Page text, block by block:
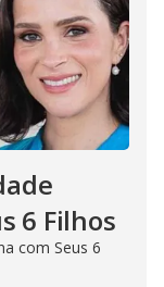
6 Filhos
com Seus 6